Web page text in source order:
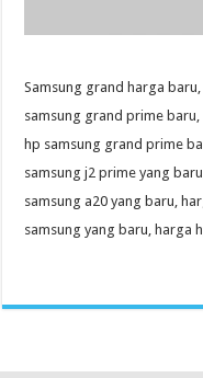
Samsung grand harga
samsung grand prime
hp samsung grand prime
samsung j2 prime yang
samsung a20 yang baru,
samsung yang baru, harga